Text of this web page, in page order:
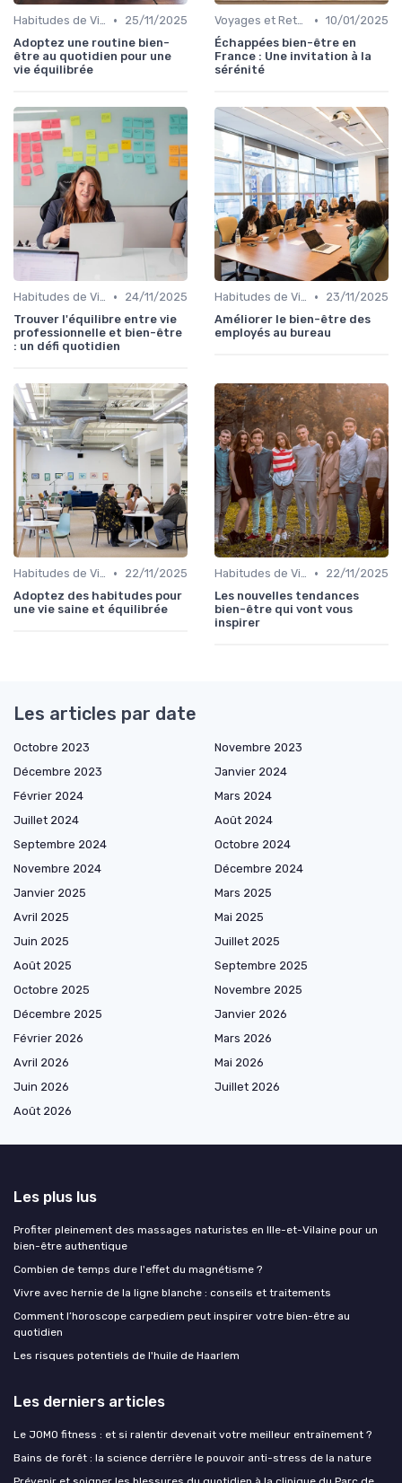
Habitudes de Vie Saines •
25/11/2025
Adoptez une routine bien-
être au quotidien pour une
vie équilibrée
Voyages et Retraites de Bien-être • 10/01/2025
Échappées bien-être en
France : Une invitation à la
sérénité
Habitudes de Vie Saines •
24/11/2025
Trouver l'équilibre entre vie
professionnelle et bien-être
: un défi quotidien
Habitudes de Vie Saines •
23/11/2025
Améliorer le bien-être des
employés au bureau
Habitudes de Vie Saines •
22/11/2025
Adoptez des habitudes pour
une vie saine et équilibrée
Habitudes de Vie Saines •
22/11/2025
Les nouvelles tendances
bien-être qui vont vous
inspirer
Les articles par date
Octobre 2023
Novembre 2023
Décembre 2023
Janvier 2024
Février 2024
Mars 2024
Juillet 2024
Août 2024
Septembre 2024
Octobre 2024
Novembre 2024
Décembre 2024
Janvier 2025
Mars 2025
Avril 2025
Mai 2025
Juin 2025
Juillet 2025
Août 2025
Septembre 2025
Octobre 2025
Novembre 2025
Décembre 2025
Janvier 2026
Février 2026
Mars 2026
Avril 2026
Mai 2026
Juin 2026
Juillet 2026
Août 2026
Les plus lus
Profiter pleinement des massages naturistes en Ille-et-Vilaine pour un
bien-être authentique
Combien de temps dure l'effet du magnétisme ?
Vivre avec hernie de la ligne blanche : conseils et traitements
Comment l’horoscope carpediem peut inspirer votre bien-être au
quotidien
Les risques potentiels de l'huile de Haarlem
Les derniers articles
Le JOMO fitness : et si ralentir devenait votre meilleur entraînement ?
Bains de forêt : la science derrière le pouvoir anti-stress de la nature